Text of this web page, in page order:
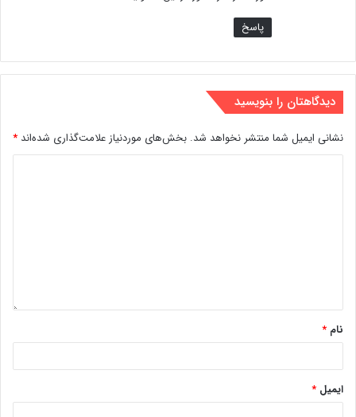
پاسخ
دیدگاهتان را بنویسید
نشانی ایمیل شما منتشر نخواهد شد. بخش‌های موردنیاز علامت‌گذاری شده‌اند *
نام *
ایمیل *